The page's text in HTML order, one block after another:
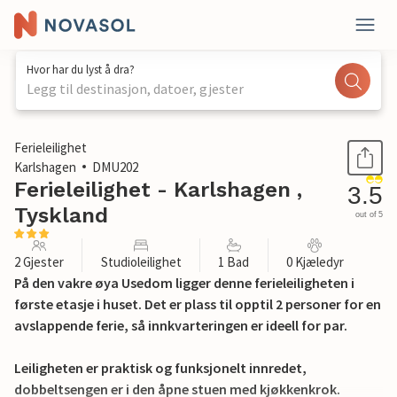
Hvor har du lyst å dra?
Legg til destinasjon, datoer, gjester
1 / 7
Ferieleilighet
Karlshagen
DMU202
Ferieleilighet - Karlshagen ,
Tyskland
3.5
out of 5
2 Gjester Studioleilighet 1 Bad 0 Kjæledyr
På den vakre øya Usedom ligger denne ferieleiligheten i
første etasje i huset. Det er plass til opptil 2 personer for en
avslappende ferie, så innkvarteringen er ideell for par.
Leiligheten er praktisk og funksjonelt innredet,
dobbeltsengen er i den åpne stuen med kjøkkenkrok.